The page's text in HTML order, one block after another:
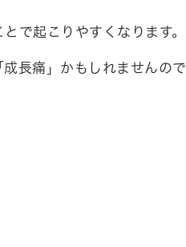
で起こりやすくなります。
長痛」かもしれませんので